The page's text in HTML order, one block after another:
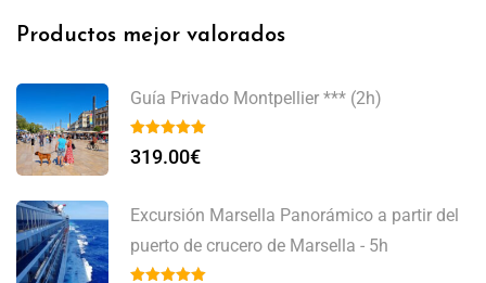
Productos mejor valorados
Guía Privado Montpellier *** (2h)
319.00€
Excursión Marsella Panorámico a partir del
puerto de crucero de Marsella - 5h